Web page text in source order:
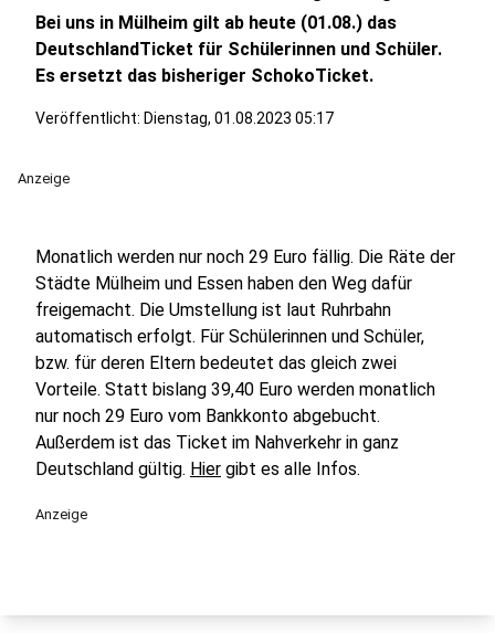
Bei uns in Mülheim gilt ab heute (01.08.) das
DeutschlandTicket für Schülerinnen und Schüler.
Es ersetzt das bisheriger SchokoTicket.
Veröffentlicht: Dienstag, 01.08.2023 05:17
Anzeige
Monatlich werden nur noch 29 Euro fällig. Die Räte der
Städte Mülheim und Essen haben den Weg dafür
freigemacht. Die Umstellung ist laut Ruhrbahn
automatisch erfolgt. Für Schülerinnen und Schüler,
bzw. für deren Eltern bedeutet das gleich zwei
Vorteile. Statt bislang 39,40 Euro werden monatlich
nur noch 29 Euro vom Bankkonto abgebucht.
Außerdem ist das Ticket im Nahverkehr in ganz
Deutschland gültig. Hier gibt es alle Infos.
Anzeige